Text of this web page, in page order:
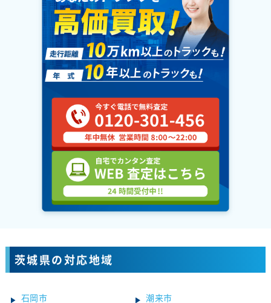
茨城県の対応地域
石岡市 潮来市